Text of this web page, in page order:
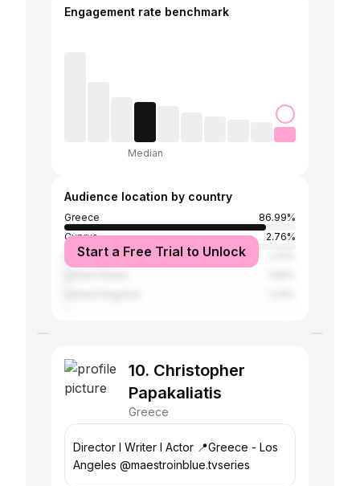
Engagement rate benchmark
Median
Audience location by country
Greece
86.99%
Cyprus
2.76%
Germany
Start a Free Trial to Unlock
10. Christopher
Papakaliatis
Greece
Director I Writer I Actor 📍Greece - Los
Angeles @maestroinblue.tvseries